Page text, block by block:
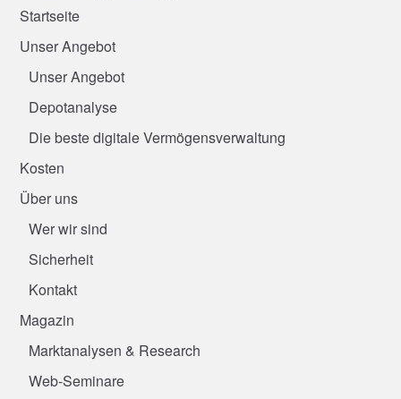
Startseite
Unser Angebot
Unser Angebot
Depotanalyse
Die beste digitale Vermögensverwaltung
Kosten
Über uns
Wer wir sind
Sicherheit
Kontakt
Magazin
Marktanalysen & Research
Web-Seminare